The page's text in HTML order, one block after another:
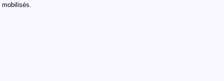
mobilisés.